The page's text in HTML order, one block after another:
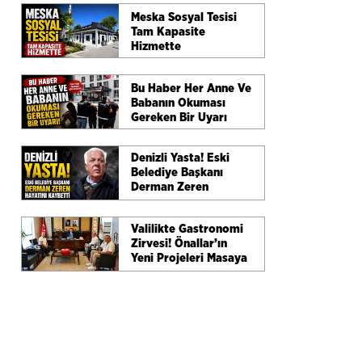
Meska Sosyal Tesisi
Tam Kapasite
Hizmette
Bu Haber Her Anne Ve
Babanın Okuması
Gereken Bir Uyarı
Denizli Yasta! Eski
Belediye Başkanı
Derman Zeren
Hayatını Kaybetti
Valilikte Gastronomi
Zirvesi! Önallar’ın
Yeni Projeleri Masaya
Yatırıldı